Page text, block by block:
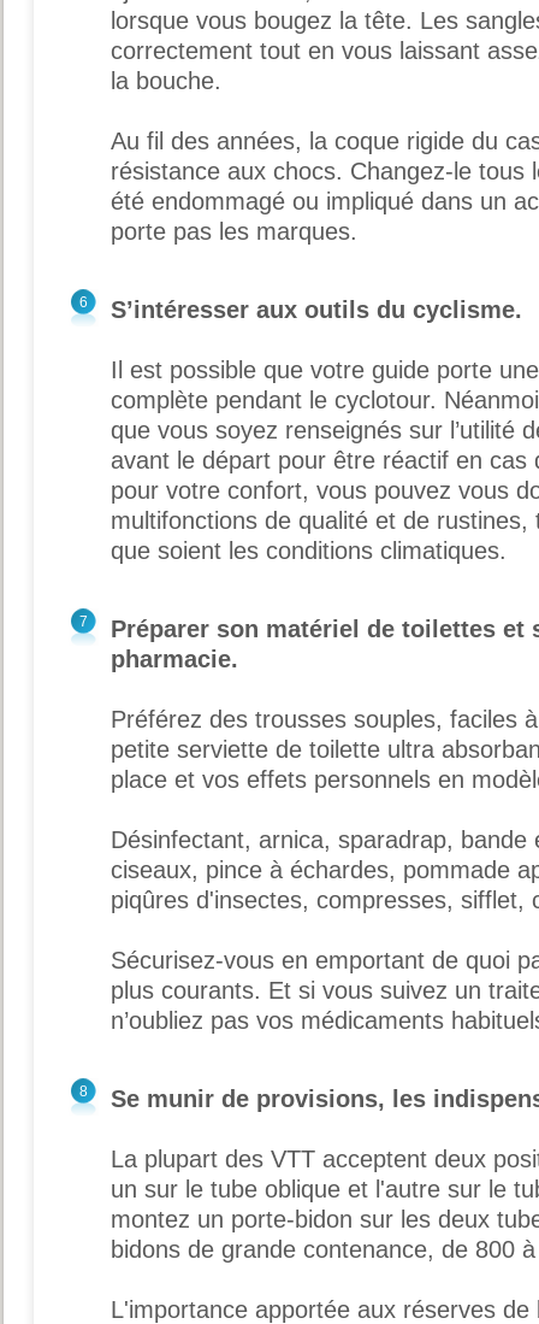
lorsque vous bougez la tête. Les
correctement tout en vous laissant
la bouche.
Au fil des années, la coque rigide du
résistance aux chocs. Changez-le tous
été endommagé ou impliqué dans un
porte pas les marques.
6 S’intéresser aux outils du cyclisme.
Il est possible que votre guide porte
complète pendant le cyclotour.
que vous soyez renseignés sur l’utilité
avant le départ pour être réactif en cas
pour votre confort, vous pouvez vous
multifonctions de qualité et de rustines,
que soient les conditions climatiques.
7
Préparer son matériel de toilettes et
pharmacie.
Préférez des trousses souples, faciles
petite serviette de toilette ultra
place et vos effets personnels en
Désinfectant, arnica, sparadrap, bande
ciseaux, pince à échardes, pommade
piqûres d'insectes, compresses,
Sécurisez-vous en emportant de quoi
plus courants. Et si vous suivez un
n’oubliez pas vos médicaments
8 Se munir de provisions, les
La plupart des VTT acceptent deux
un sur le tube oblique et l'autre sur le
montez un porte-bidon sur les deux
bidons de grande contenance, de 800
L'importance apportée aux réserves de